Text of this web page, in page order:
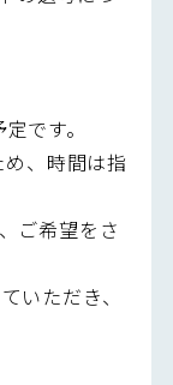
です。
、時間は指
ご希望をさ
いただき、